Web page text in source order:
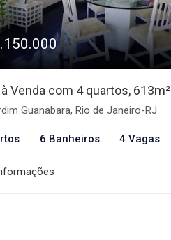
Venda com 4 quartos, 613m²
Guanabara, Rio de Janeiro-RJ
6 Banheiros 4 Vagas